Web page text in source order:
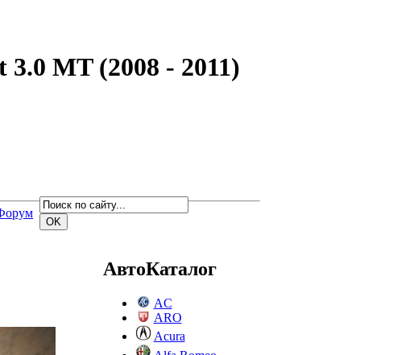
3.0 MT (2008 - 2011)
АвтоКаталог
AC
ARO
Acura